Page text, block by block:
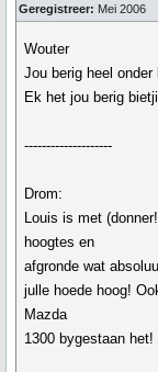
Geregistreer: Mei 2006
Wouter
Jou berig heel
Ek het jou berig
--------------------
Drom:
Louis is met
hoogtes en
afgronde wat
julle hoede hoog!
Mazda
1300 bygestaan